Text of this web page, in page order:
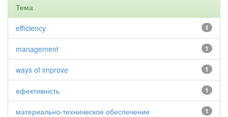
Тема
1
efficiency
1
management
1
ways of improve
1
ефективність
1
материально-техническое обеспечение